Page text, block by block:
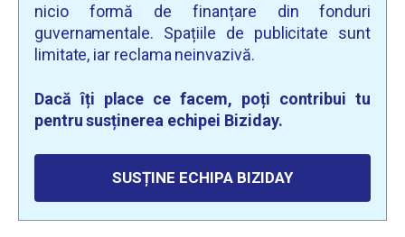
nicio formă de finanțare din fonduri
guvernamentale. Spațiile de publicitate sunt
limitate, iar reclama neinvazivă.
Dacă îți place ce facem, poți contribui tu
pentru susținerea echipei Biziday.
SUSȚINE ECHIPA BIZIDAY